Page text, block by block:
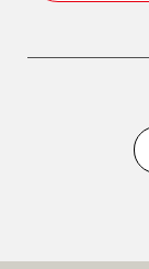
ブ
注文
04-